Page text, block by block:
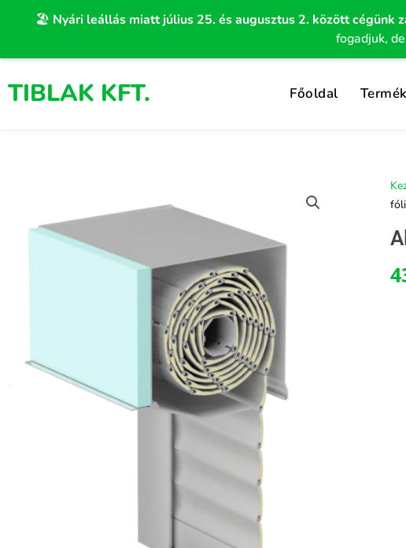
🏖️ Nyári leállás miatt július 25. és augusztus 2. között cégünk
fogadjuk,
TIBLAK KFT. Főoldal